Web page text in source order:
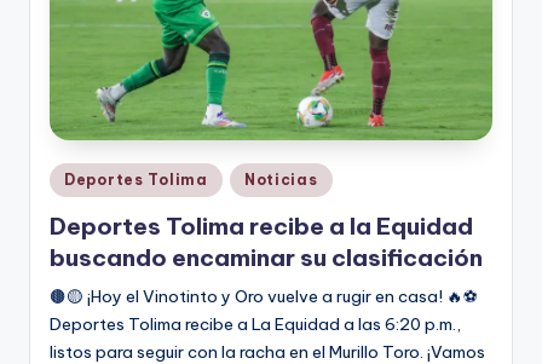
Publicado
en
Deportes Tolima Noticias
Deportes Tolima recibe a la Equidad
buscando encaminar su clasificación
🟤🟡 ¡Hoy el Vinotinto y Oro vuelve a rugir en casa! 🔥⚽
Deportes Tolima recibe a La Equidad a las 6:20 p.m.,
listos para seguir con la racha en el Murillo Toro. ¡Vamos